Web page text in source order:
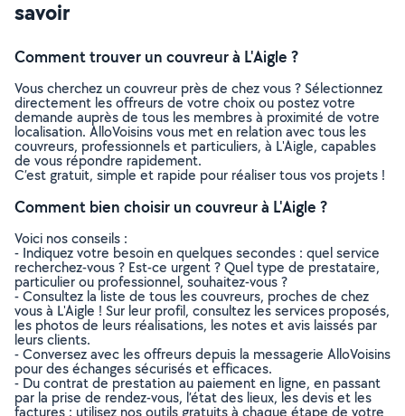
savoir
Comment trouver un couvreur à L'Aigle ?
Vous cherchez un couvreur près de chez vous ? Sélectionnez
directement les offreurs de votre choix ou postez votre
demande auprès de tous les membres à proximité de votre
localisation. AlloVoisins vous met en relation avec tous les
couvreurs, professionnels et particuliers, à L'Aigle, capables
de vous répondre rapidement.
C’est gratuit, simple et rapide pour réaliser tous vos projets !
Comment bien choisir un couvreur à L'Aigle ?
Voici nos conseils :
- Indiquez votre besoin en quelques secondes : quel service
recherchez-vous ? Est-ce urgent ? Quel type de prestataire,
particulier ou professionnel, souhaitez-vous ?
- Consultez la liste de tous les couvreurs, proches de chez
vous à L'Aigle ! Sur leur profil, consultez les services proposés,
les photos de leurs réalisations, les notes et avis laissés par
leurs clients.
- Conversez avec les offreurs depuis la messagerie AlloVoisins
pour des échanges sécurisés et efficaces.
- Du contrat de prestation au paiement en ligne, en passant
par la prise de rendez-vous, l’état des lieux, les devis et les
factures : utilisez nos outils gratuits à chaque étape de votre